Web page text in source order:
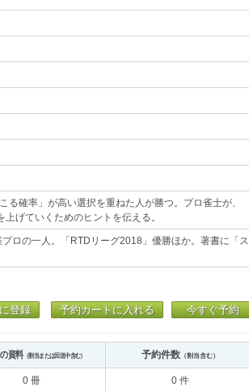
確率」が高い選択を重ねた人が勝つ。プロ雀士が、
げていくためのヒントを伝える。
ロの一人。「RTDリーグ2018」優勝ほか。著書に「ス
登録 予約カートに入れる 今すぐ予約
資料（割当または回送中含む） 予約件数（割当含む）
0 冊 0 件